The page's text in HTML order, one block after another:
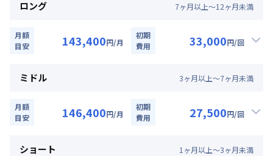
駐車場
なし
ロング 7ヶ月以上～12ヶ月未満
月額
目安
143,400円/月
初期
費用
33,000円/回
月額賃料目安詳細料金（30日利用）
光熱費：
24,000円/月 (800円/日) (税抜)
清掃料：
25,000円/回 (税抜)
管理費：24,000円/月 (800円/日)
ミドル 3ヶ月以上～7ヶ月未満
月額
目安
146,400円/月
初期
費用
27,500円/回
月額賃料目安詳細料金（30日利用）
ショート 1 ヶ月以上～3ヶ月未満